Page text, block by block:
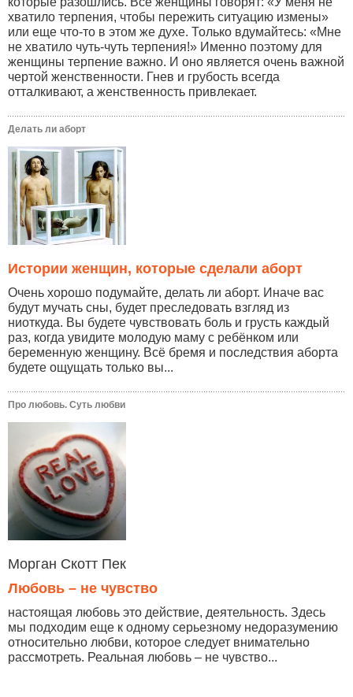
хватило терпения, чтобы пережить ситуацию измены»
или еще что-то в этом же духе. Только вдумайтесь: «Мне
не хватило чуть-чуть терпения!» Именно поэтому для
женщины терпение важно. И оно является очень важной
чертой женственности. Гнев и грубость всегда
отталкивают, а женственность привлекает.
Делать ли аборт
Истории женщин, которые сделали аборт
Очень хорошо подумайте, делать ли аборт. Иначе вас
будут мучать сны, будет преследовать взгляд из
ниоткуда. Вы будете чувствовать боль и грусть каждый
раз, когда увидите молодую маму с ребёнком или
беременную женщину. Всё бремя и последствия аборта
будете ощущать только вы...
Про любовь. Суть любви
Морган Скотт Пек
Любовь – не чувство
настоящая любовь это действие, деятельность. Здесь
мы подходим еще к одному серьезному недоразумению
относительно любви, которое следует внимательно
рассмотреть. Реальная любовь – не чувство...